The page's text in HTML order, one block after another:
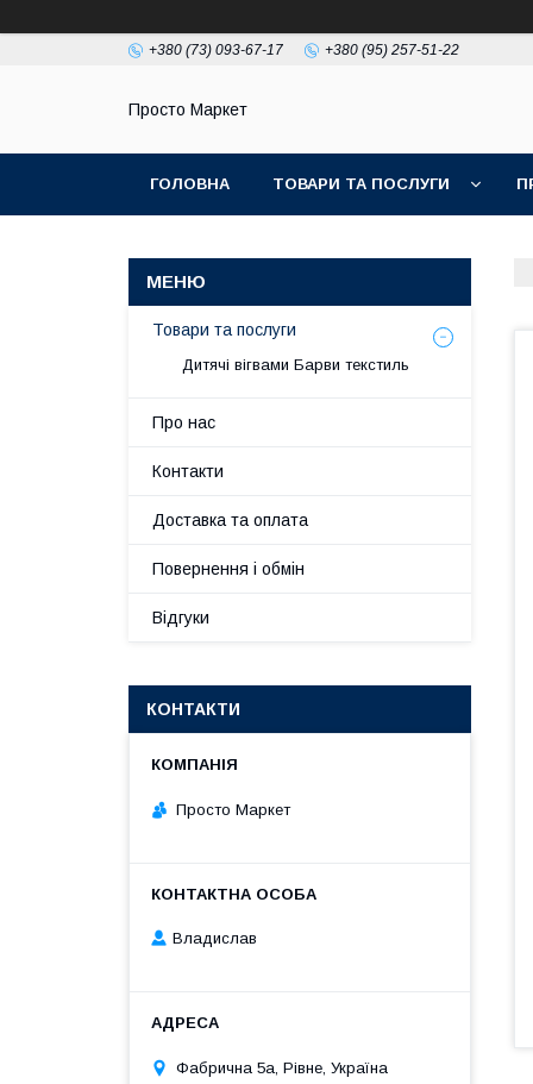
+380 (73) 093-67-17 +380 (95) 257-51-22
Просто Маркет
ГОЛОВНА ТОВАРИ ТА ПОСЛУГИ
Товари та послуги
Дитячі вігвами Барви текстиль
Про нас
Контакти
Доставка та оплата
Повернення і обмін
Відгуки
КОНТАКТИ
Просто Маркет
Владислав
Фабрична 5а, Рівне, Україна